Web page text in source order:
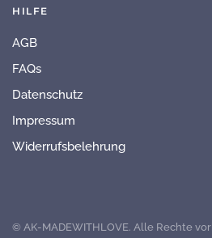
HILFE
AGB
FAQs
Datenschutz
Impressum
Widerrufsbelehrung
© AK-MADEWITHLOVE. Alle Rechte